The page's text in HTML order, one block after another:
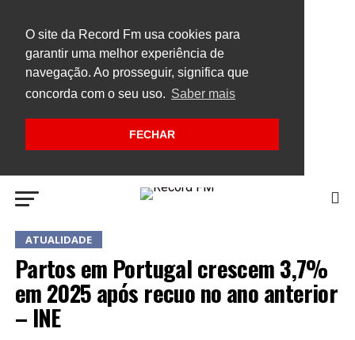
O site da Record Fm usa cookies para
garantir uma melhor experiência de
navegação. Ao prosseguir, significa que
concorda com o seu uso. Saber mais
FECHAR
ATUALIDADE
Partos em Portugal crescem 3,7%
em 2025 após recuo no ano anterior
– INE